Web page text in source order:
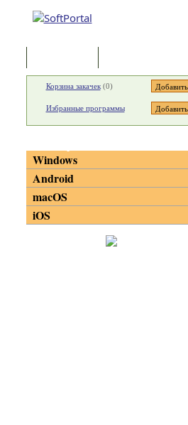
Корзина закачек(0)
Избранные программы
Windows
Android
macOS
iOS